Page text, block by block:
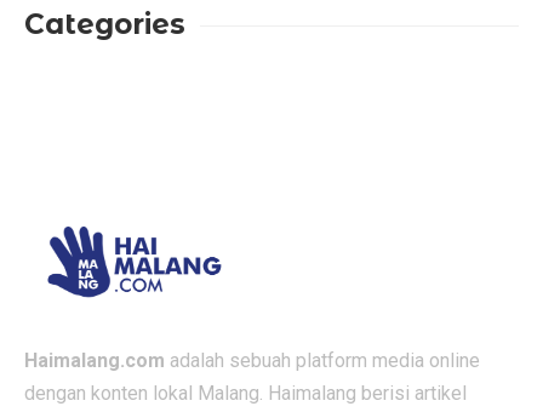
Categories
Haimalang.com adalah sebuah platform media online
dengan konten lokal Malang. Haimalang berisi artikel